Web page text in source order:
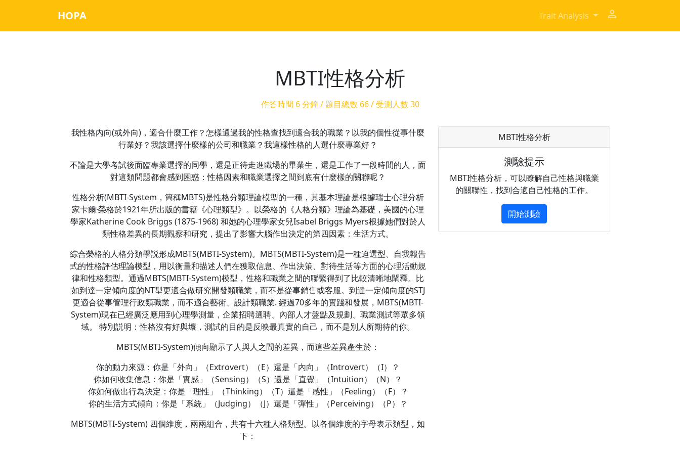
HOPA Trait Analysis person
MBTI性格分析
作答時間 6 分鐘 / 題目總數 66 / 受測人數 30
我性格內向(或外向)，適合什麼工作？怎樣通過我的性格查找到適合我的職業？以我的個性從事什麼
行業好？我該選擇什麼樣的公司和職業？我這樣性格的人選什麼專業好？
不論是大學考試後面臨專業選擇的同學，還是正待走進職場的畢業生，還是工作了一段時間的人，面
對這類問題都會感到困惑：性格因素和職業選擇之間到底有什麼樣的關聯呢？
性格分析(MBTI-System，簡稱MBTS)是性格分類理論模型的一種，其基本理論是根據瑞士心理分析
家卡爾·榮格於1921年所出版的書籍《心理類型》。以榮格的《人格分類》理論為基礎，美國的心理
學家Katherine Cook Briggs (1875-1968) 和她的心理學家女兒Isabel Briggs Myers根據她們對於人
類性格差異的長期觀察和研究，提出了影響大腦作出決定的第四因素：生活方式。
綜合榮格的人格分類學説形成MBTS(MBTI-System)。MBTS(MBTI-System)是一種迫選型、自我報告
式的性格評估理論模型，用以衡量和描述人們在獲取信息、作出決策、對待生活等方面的心理活動規
律和性格類型。通過MBTS(MBTI-System)模型，性格和職業之間的聯繫得到了比較清晰地闡釋。比
如到達一定傾向度的NT型更適合做研究開發類職業，而不是從事銷售或客服。到達一定傾向度的STJ
更適合從事管理行政類職業，而不適合藝術、設計類職業. 經過70多年的實踐和發展，MBTS(MBTI-
System)現在已經廣泛應用到心理學測量，企業招聘選聘、內部人才盤點及規劃、職業測試等眾多領
域。 特別説明：性格沒有好與壞，測試的目的是反映最真實的自己，而不是別人所期待的你。
MBTS(MBTI-System)傾向顯示了人與人之間的差異，而這些差異產生於：
你的動力來源：你是「外向」（Extrovert）（E）還是「內向」（Introvert）（I）？
你如何收集信息：你是「實感」（Sensing）（S）還是「直覺」（Intuition）（N）？
你如何做出行為決定：你是「理性」（Thinking）（T）還是「感性」（Feeling）（F）？
你的生活方式傾向：你是「系統」（Judging）（J）還是「彈性」（Perceiving）（P）？
MBTS(MBTI-System) 四個維度，兩兩組合，共有十六種人格類型。以各個維度的字母表示類型，如
下：
MBTI性格分析
測驗提示
MBTI性格分析，可以瞭解自己性格與職業
的關聯性，找到合適自己性格的工作。
開始測驗